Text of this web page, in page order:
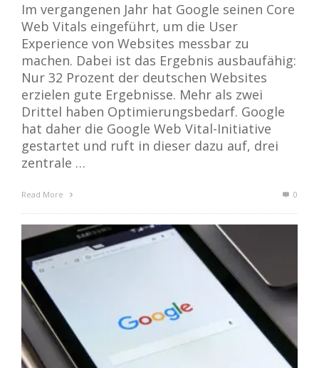
Im vergangenen Jahr hat Google seinen Core
Web Vitals eingeführt, um die User
Experience von Websites messbar zu
machen. Dabei ist das Ergebnis ausbaufähig:
Nur 32 Prozent der deutschen Websites
erzielen gute Ergebnisse. Mehr als zwei
Drittel haben Optimierungsbedarf. Google
hat daher die Google Web Vital-Initiative
gestartet und ruft in dieser dazu auf, drei
zentrale …
Read More 0